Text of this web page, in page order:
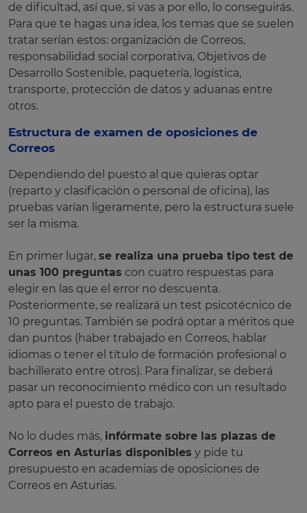
de dificultad, así que, si vas a por ello, lo conseguirás.
Para que te hagas una idea, los temas que se suelen
tratar serían estos: organización de Correos,
responsabilidad social corporativa, Objetivos de
Desarrollo Sostenible, paquetería, logística,
transporte, protección de datos y aduanas entre
otros.
Estructura de examen de oposiciones de
Correos
Dependiendo del puesto al que quieras optar
(reparto y clasificación o personal de oficina), las
pruebas varían ligeramente, pero la estructura suele
ser la misma.
En primer lugar, se realiza una prueba tipo test de
unas 100 preguntas con cuatro respuestas para
elegir en las que el error no descuenta.
Posteriormente, se realizará un test psicotécnico de
10 preguntas. También se podrá optar a méritos que
dan puntos (haber trabajado en Correos, hablar
idiomas o tener el título de formación profesional o
bachillerato entre otros). Para finalizar, se deberá
pasar un reconocimiento médico con un resultado
apto para el puesto de trabajo.
No lo dudes más, infórmate sobre las plazas de
Correos en Asturias disponibles y pide tu
presupuesto en academias de oposiciones de
Correos en Asturias.